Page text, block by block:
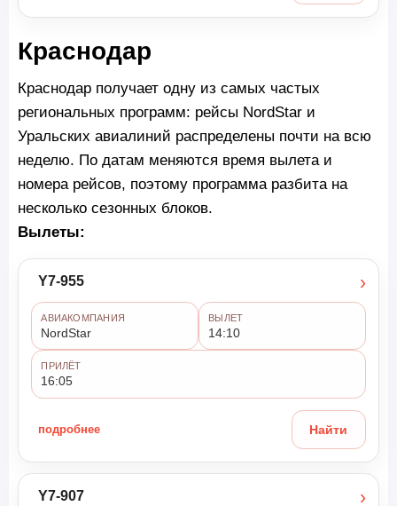
Краснодар
Краснодар получает одну из самых частых
региональных программ: рейсы NordStar и
Уральских авиалиний распределены почти на всю
неделю. По датам меняются время вылета и
номера рейсов, поэтому программа разбита на
несколько сезонных блоков.
Вылеты:
Y7-955 ›
АВИАКОМПАНИЯ
NordStar
ВЫЛЕТ
14:10
ПРИЛЁТ
16:05
подробнее Найти
Y7-907 ›